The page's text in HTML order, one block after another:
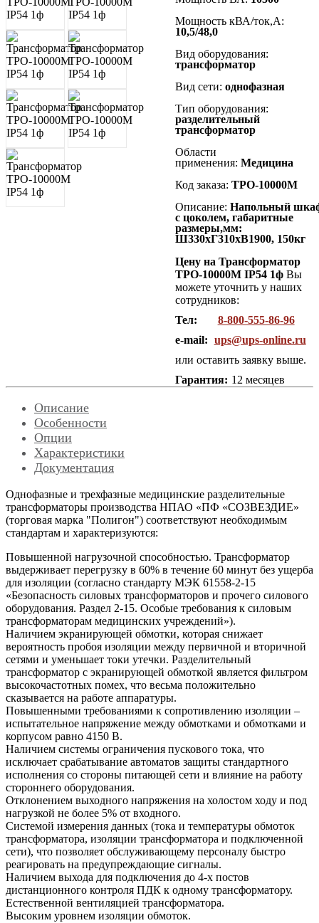
Мощность кВА/ток,А:
10,5/48,0
Вид оборудования:
трансформатор
Вид сети: однофазная
Тип оборудования:
разделительный
трансформатор
Области
применения: Медицина
Код заказа: ТРО-10000М
Описание: Напольный
с цоколем, габаритные
размеры,мм:
Ш330хГ310хВ1900, 150кг
Цену на Трансформатор
ТРО-10000М IP54 1ф Вы
можете уточнить у наших
сотрудников:
Тел:
8-800-555-86-96
e-mail: ups@ups-online.ru
или оставить заявку выше.
Гарантия: 12 месяцев
Описание
Особенности
Опции
Характеристики
Документация
Однофазные и трехфазные медицинские разделительные
трансформаторы производства НПАО «ПФ «СОЗВЕЗДИЕ»
(торговая марка "Полигон") соответствуют необходимым
стандартам и характеризуются:
Повышенной нагрузочной способностью. Трансформатор
выдерживает перегрузку в 60% в течение 60 минут без ущерба
для изоляции (согласно стандарту МЭК 61558-2-15
«Безопасность силовых трансформаторов и прочего силового
оборудования. Раздел 2-15. Особые требования к силовым
трансформаторам медицинских учреждений»).
Наличием экранирующей обмотки, которая снижает
вероятность пробоя изоляции между первичной и вторичной
сетями и уменьшает токи утечки. Разделительный
трансформатор с экранирующей обмоткой является фильтром
высокочастотных помех, что весьма положительно
сказывается на работе аппаратуры.
Повышенными требованиями к сопротивлению изоляции –
испытательное напряжение между обмотками и обмотками и
корпусом равно 4150 В.
Наличием системы ограничения пускового тока, что
исключает срабатывание автоматов защиты стандартного
исполнения со стороны питающей сети и влияние на работу
стороннего оборудования.
Отклонением выходного напряжения на холостом ходу и под
нагрузкой не более 5% от входного.
Системой измерения данных (тока и температуры обмоток
трансформатора, изоляции трансформатора и подключенной
сети), что позволяет обслуживающему персоналу быстро
реагировать на предупреждающие сигналы.
Наличием выхода для подключения до 4-х постов
дистанционного контроля ПДК к одному трансформатору.
Естественной вентиляцией трансформатора.
Высоким уровнем изоляции обмоток.